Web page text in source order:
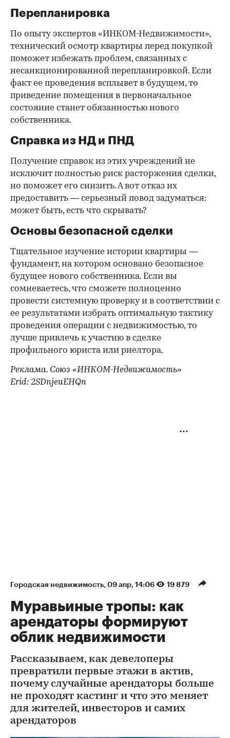
Перепланировка
По опыту экспертов «ИНКОМ-Недвижимости»,
технический осмотр квартиры перед покупкой
поможет избежать проблем, связанных с
несанкционированной перепланировкой. Если
факт ее проведения всплывет в будущем, то
приведение помещения в первоначальное
состояние станет обязанностью нового
собственника.
Справка из НД и ПНД
Получение справок из этих учреждений не
исключит полностью риск расторжения сделки,
но поможет его снизить. А вот отказ их
предоставить — серьезный повод задуматься:
может быть, есть что скрывать?
Основы безопасной сделки
Тщательное изучение истории квартиры —
фундамент, на котором основано безопасное
будущее нового собственника. Если вы
сомневаетесь, что сможете полноценно
провести системную проверку и в соответствии с
ее результатами избрать оптимальную тактику
проведения операции с недвижимостью, то
лучше привлечь к участию в сделке
профильного юриста или риелтора.
Реклама. Союз «ИНКОМ-Недвижимость»
Erid: 2SDnjeuEHQn
Городская недвижимость 09 апр, 14:06 19 879
Муравьиные тропы: как
арендаторы формируют
облик недвижимости
Рассказываем, как девелоперы
превратили первые этажи в актив,
почему случайные арендаторы больше
не проходят кастинг и что это меняет
для жителей, инвесторов и самих
арендаторов